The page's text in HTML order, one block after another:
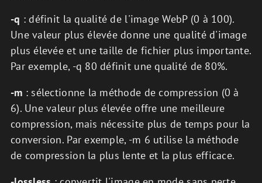
-q : définit la qualité de l'image WebP (0 à 100).
Une valeur plus élevée donne une qualité d'image
plus élevée et une taille de fichier plus importante.
Par exemple, -q 80 définit une qualité de 80%.
-m : sélectionne la méthode de compression (0 à
6). Une valeur plus élevée offre une meilleure
compression, mais nécessite plus de temps pour la
conversion. Par exemple, -m 6 utilise la méthode
de compression la plus lente et la plus efficace.